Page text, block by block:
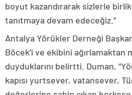
boyut kazandırarak sizlerle
tanıtmaya devam edeceğiz.”
Antalya Yörükler Derneği
Böcek’i ve ekibini ağırlamaktan
duyduklarını belirtti. Duman,
kapısı yurtsever, vatansever,